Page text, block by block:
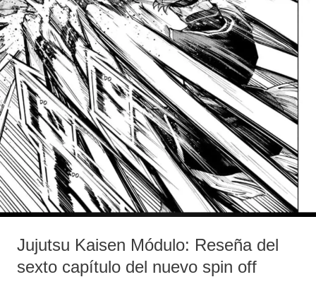
Jujutsu Kaisen Módulo: Reseña del
sexto capítulo del nuevo spin off
nuevo
spin
off